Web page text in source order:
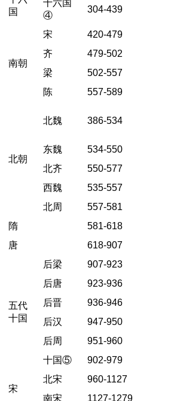
国
十六国
④
304-439
南朝
宋 420-479
齐
479-502
梁
502-557
陈
557-589
北朝
北魏 386-534
东魏
534-550
北齐
550-577
西魏
535-557
北周
557-581
隋
581-618
唐
618-907
五代
十国
后梁 907-923
后唐
923-936
后晋
936-946
后汉
947-950
后周
951-960
十国⑤ 902-979
宋
北宋 960-1127
南宋
1127-1279